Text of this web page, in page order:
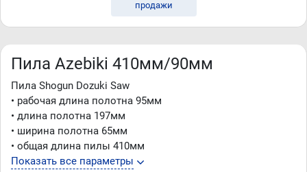
продажи
Пила Azebiki 410мм/90мм
Пила Shogun Dozuki Saw
• рабочая длина полотна 95мм
• длина полотна 197мм
• ширина полотна 65мм
• общая длина пилы 410мм
Показать все параметры